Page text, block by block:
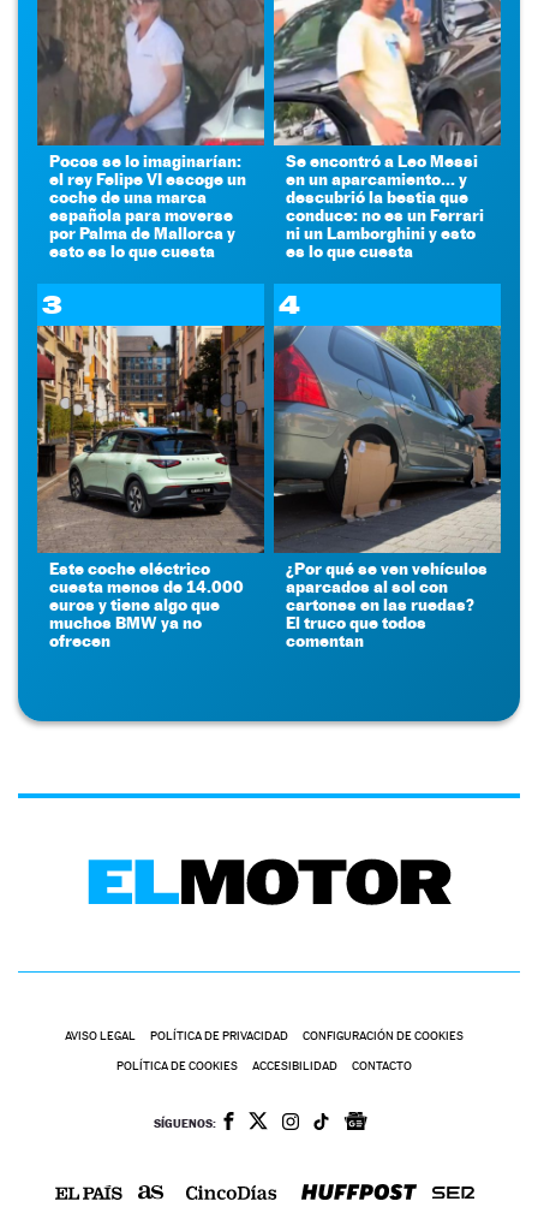
Pocos se lo imaginarían:
el rey Felipe VI escoge un
coche de una marca
española para moverse
por Palma de Mallorca y
esto es lo que cuesta
Se encontró a Leo Messi
en un aparcamiento... y
descubrió la bestia que
conduce: no es un Ferrari
ni un Lamborghini y esto
es lo que cuesta
3
Este coche eléctrico
cuesta menos de 14.000
euros y tiene algo que
muchos BMW ya no
ofrecen
4
¿Por qué se ven vehículos
aparcados al sol con
cartones en las ruedas?
El truco que todos
comentan
AVISO LEGAL POLÍTICA DE PRIVACIDAD CONFIGURACIÓN DE COOKIES
POLÍTICA DE COOKIES ACCESIBILIDAD CONTACTO
SÍGUENOS: